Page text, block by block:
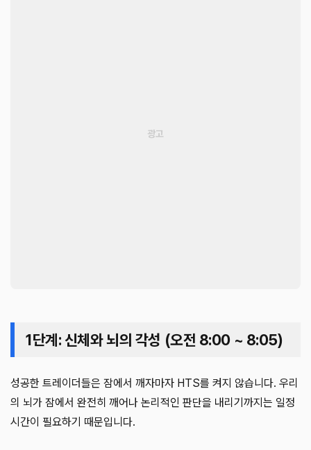
1단계: 신체와 뇌의 각성 (오전 8:00 ~ 8:05)
성공한 트레이더들은 잠에서 깨자마자 HTS를 켜지 않습니다. 우리
의 뇌가 잠에서 완전히 깨어나 논리적인 판단을 내리기까지는 일정
시간이 필요하기 때문입니다.